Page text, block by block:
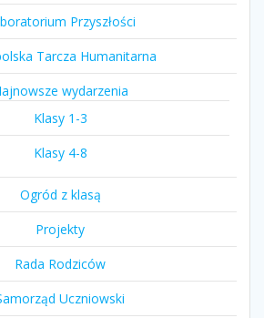
Przyszłości
Tarcza Humanitarna
wydarzenia
Klasy 1-3
Klasy 4-8
Ogród z klasą
Projekty
Rada Rodziców
Uczniowski